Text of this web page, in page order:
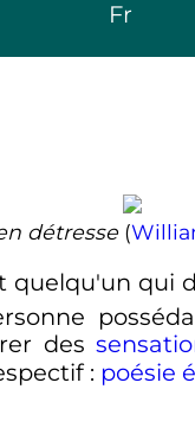
Fr
détresse(
quelqu'un qui
des
: poésie